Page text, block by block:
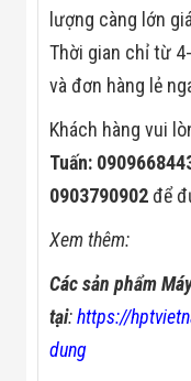
lượng càng lớn
Thời gian chỉ từ
và đơn hàng lẻ
Khách hàng vui
Tuấn:
0903790902để
Xem thêm:
Các sản phẩm
tại:https://
dung